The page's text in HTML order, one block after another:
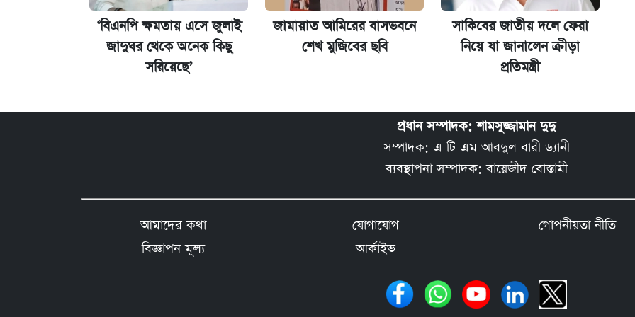
‘বিএনপি ক্ষমতায় এসে জুলাই
জাদুঘর থেকে অনেক কিছু
সরিয়েছে’
জামায়াত আমিরের বাসভবনে
শেখ মুজিবের ছবি
সাকিবের জাতীয় দলে ফেরা
নিয়ে যা জানালেন ক্রীড়া
প্রতিমন্ত্রী
প্রধান সম্পাদক: শামসুজ্জামান দুদু
সম্পাদক: এ টি এম আবদুল বারী ড্যানী
ব্যবস্থাপনা সম্পাদক: বায়েজীদ বোস্তামী
আমাদের কথা যোগাযোগ গোপনীয়তা নীতি
বিজ্ঞাপন মূল্য
আর্কাইভ